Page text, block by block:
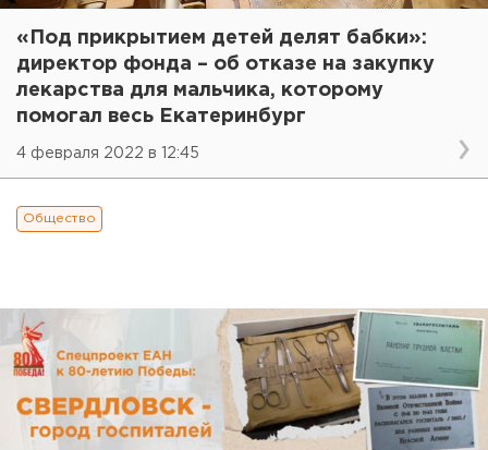
«Под прикрытием детей делят бабки»:
директор фонда – об отказе на закупку
лекарства для мальчика, которому
помогал весь Екатеринбург
4 февраля 2022 в 12:45
Общество